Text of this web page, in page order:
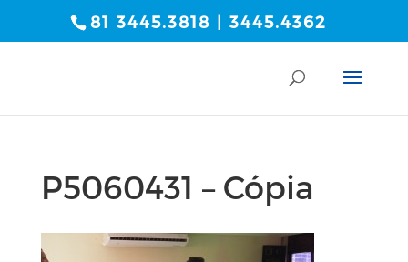
81 3445.3818 | 3445.4362
P5060431 – Cópia